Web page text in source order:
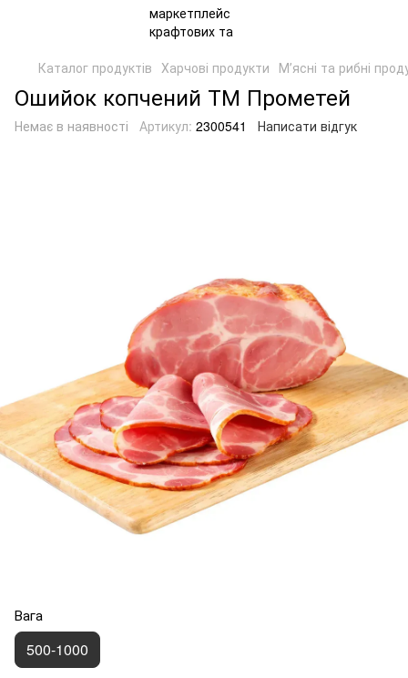
Каталог продуктів Харчові продукти Мʼясні та рибні
Ошийок копчений ТМ Прометей
Немає в наявності Артикул: 2300541 Написати відгук
Вага
500-1000